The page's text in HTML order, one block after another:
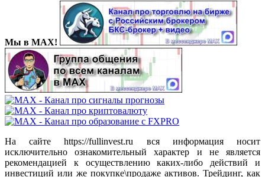
Мы в MAX!
На сайте https://fullinvest.ru вся информация носит
исключительно ознакомительный характер и не является
рекомендацией к осуществлению каких-либо действий и
инвестиций или же покупке\продаже активов. Трейдинг, как